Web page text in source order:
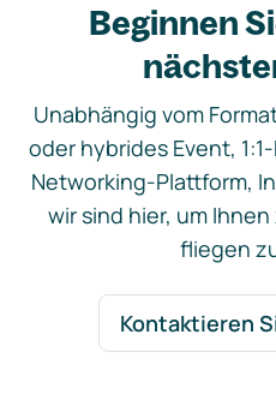
Beginnen
Unabhängig vom
oder hybrides Event,
Networking-Plattform,
wir sind hier, um
fliegen
Kontaktieren